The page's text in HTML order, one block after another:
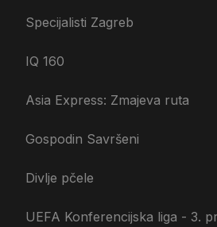
Specijalisti Zagreb
IQ 160
Asia Express: Zmajeva ruta
Gospodin Savršeni
Divlje pčele
UEFA Konferencijska liga - 3.